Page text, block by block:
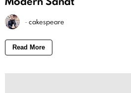
-cakespeare
Read More